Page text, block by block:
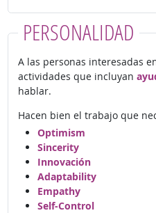
PERSONALIDAD
A las personas interesadas
actividades que incluyan
hablar.
Hacen bien el trabajo que
Optimism
Sincerity
Innovación
Adaptability
Empathy
Self-Control